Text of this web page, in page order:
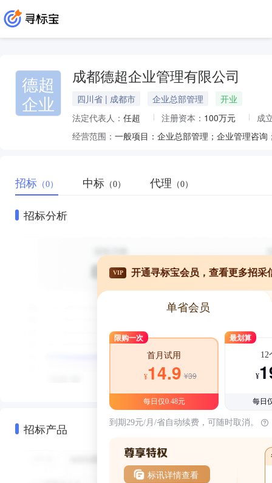
德超
企业
成都德超企业管理有限公司
四川省 | 成都市 企业总部管理
开业
法定代表人： 任超 注册资本： 100万元
成
经营范围：
招标 （0） 中标 （0） 代理 （0）
招标分析
招标产品
VIP 开通寻标宝会员，查看更多招采
单省会员
限购一次
首月试用
¥14.9 ¥39
每日仅0.48元
最划算
12
¥
每日
到期29元/月/省自动续费，可随时取消。
标讯详情查看